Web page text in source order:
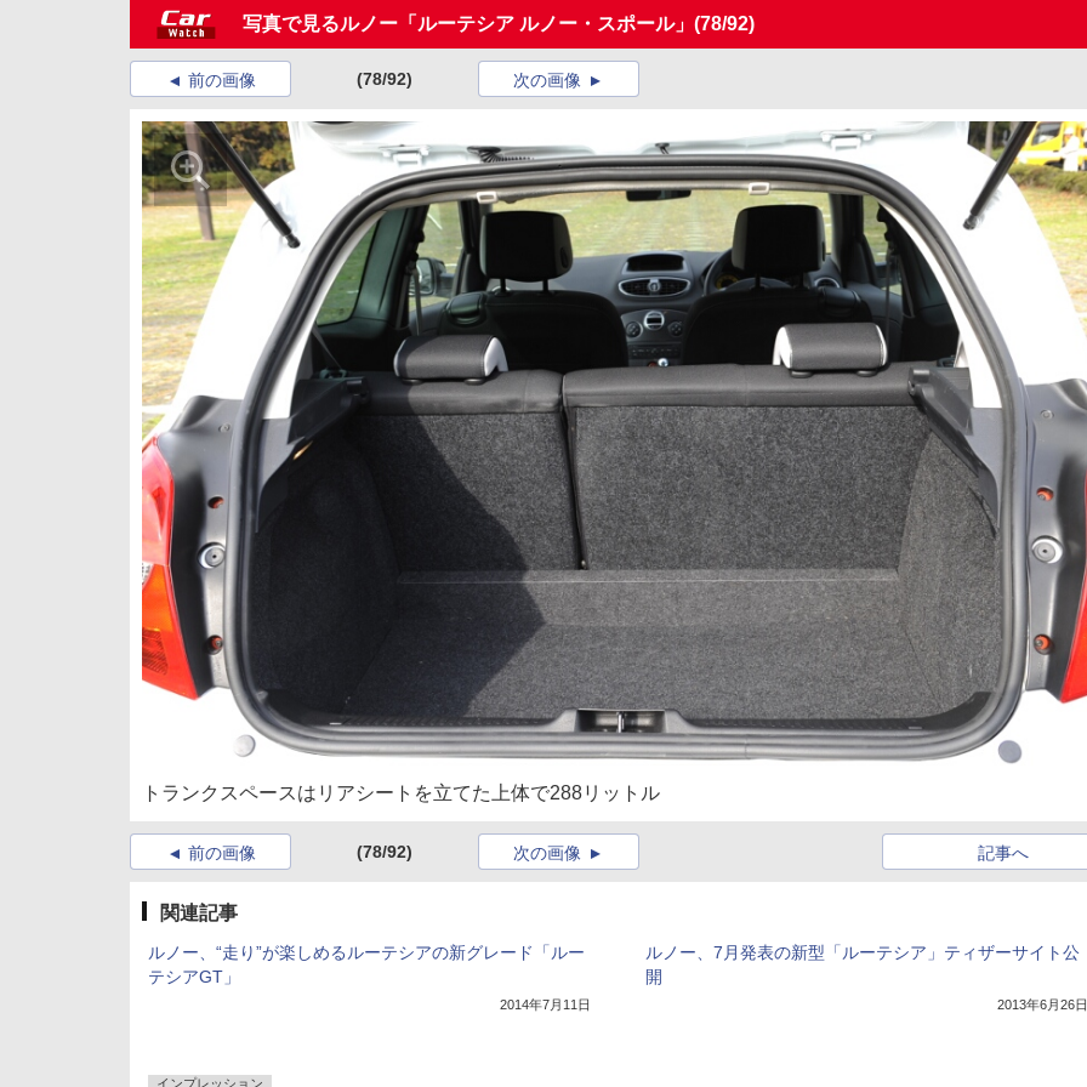
写真で見るルノー「ルーテシア ルノー・スポール」 (78/92)
前の画像 (78/92) 次の画像
トランクスペースはリアシートを立てた上体で288リットル
前の画像 (78/92) 記事へ
次の画像
関連記事
ルノー、“走り”が楽しめるルーテシアの新グレード「ルー
テシアGT」
2014年7月11日
ルノー、7月発表の新型「ルーテシア」ティザーサイト公
開
2013年6月26日
インプレッション